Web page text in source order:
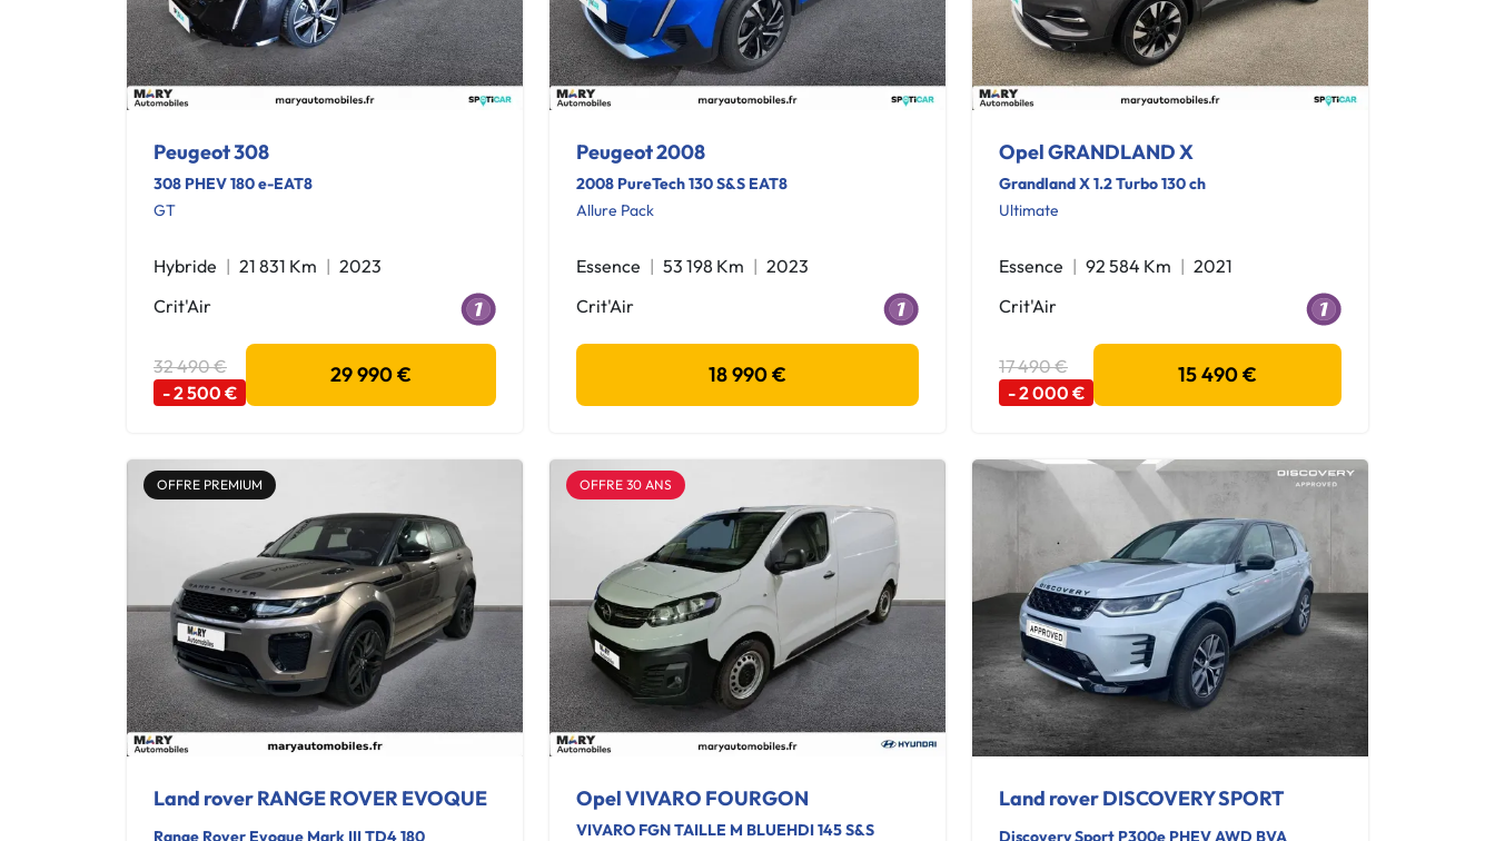
Peugeot 308
308 PHEV 180 e-EAT8
GT
Hybride 21 831 Km
2023
Crit'Air
32 490 €
- 2 500 €
29 990 €
Peugeot 2008
2008 PureTech 130 S&S EAT8
Allure Pack
Essence 53 198 Km
2023
Crit'Air
18 990 €
Opel GRANDLAND X
Grandland X 1.2 Turbo 130 ch
Ultimate
Essence 92 584 Km
2021
Crit'Air
17 490 €
- 2 000 €
15 490 €
OFFRE PREMIUM
Land rover RANGE ROVER EVOQUE
Range Rover Evoque Mark III TD4 180
OFFRE 30 ANS
Opel VIVARO FOURGON
VIVARO FGN TAILLE M BLUEHDI 145 S&S
Land rover DISCOVERY SPORT
Discovery Sport P300e PHEV AWD BVA